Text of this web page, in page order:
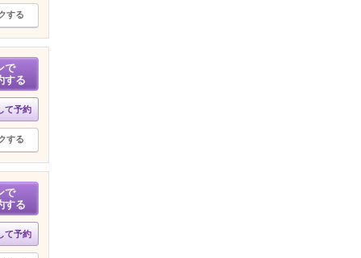
する
で
する
て予約
する
で
する
て予約